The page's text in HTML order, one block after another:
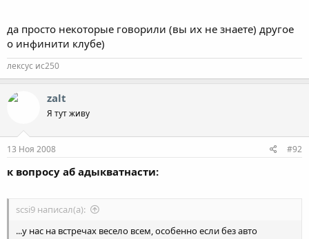
да просто некоторые говорили (вы их не знаете) другое
о инфинити клубе)
лексус ис250
zalt
Я тут живу
13 Ноя 2008 #92
к вопросу аб адыкватнасти:
scsi9 написал(а):
...у нас на встречах весело всем, особенно если без авто